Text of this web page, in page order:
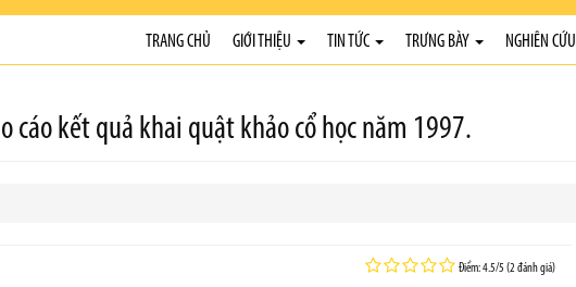
TRANG CHỦ GIỚI THIỆU TIN TỨC TRƯNG BÀY NGHIÊN CỨU
cáo kết quả khai quật khảo cổ học năm 1997.
Điểm: 4.5/5 (2 đánh giá)